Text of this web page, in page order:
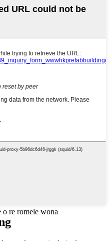
o re romele wona